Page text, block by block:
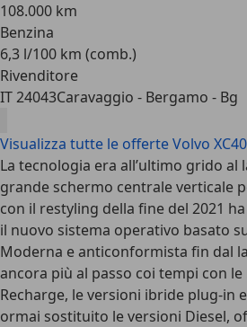
108.000 km
Benzina
6,3 l/100 km (comb.)
Rivenditore
IT 24043Caravaggio - Bergamo - Bg
Visualizza tutte le offerte Volvo
La tecnologia era all’ultimo grido al
grande schermo centrale verticale
con il restyling della fine del 2021
il nuovo sistema operativo basato
Moderna e anticonformista fin dal
ancora più al passo coi tempi con le
Recharge, le versioni ibride plug-in
ormai sostituito le versioni Diesel,